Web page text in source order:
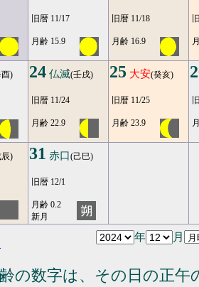
旧暦 11/17
月齢 15.9
旧暦 11/18
月齢 16.9
) 24 仏滅(壬戌)
旧暦 11/24
月齢 22.9
25 大安(癸亥)
旧暦 11/25
月齢 23.9
) 31 赤口(己巳)
旧暦 12/1
月齢 0.2
新月
年 月
の数字は、その日の正午